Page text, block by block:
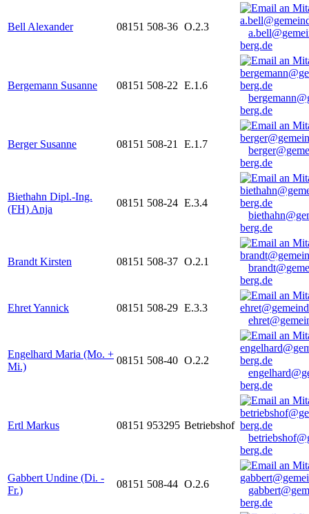
Bell Alexander 08151 508-36 O.2.3
berg.de
Bergemann Susanne 08151 508-22 E.1.6
berg.de
Berger Susanne 08151 508-21 E.1.7
berg.de
Biethahn Dipl.-Ing.
(FH) Anja
08151 508-24 E.3.4
berg.de
Brandt Kirsten 08151 508-37 O.2.1
berg.de
Ehret Yannick 08151 508-29 E.3.3
Engelhard Maria (Mo. +
Mi.)
08151 508-40 O.2.2
berg.de
Ertl Markus 08151 953295 Betriebshof
berg.de
Gabbert Undine (Di. -
Fr.)
08151 508-44 O.2.6
berg.de